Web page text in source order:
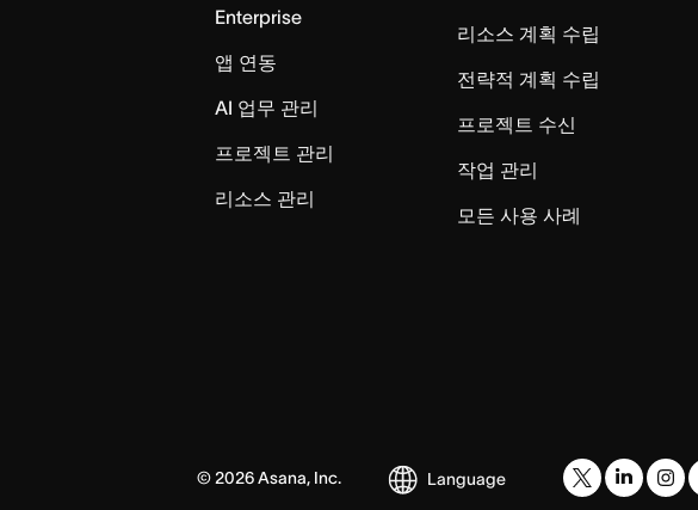
Enterprise
앱 연동
AI 업무 관리
프로젝트 관리
리소스 관리
리소스 계획 수립
전략적 계획 수립
프로젝트 수신
작업 관리
모든 사용 사례
© 2026Asana, Inc. Language